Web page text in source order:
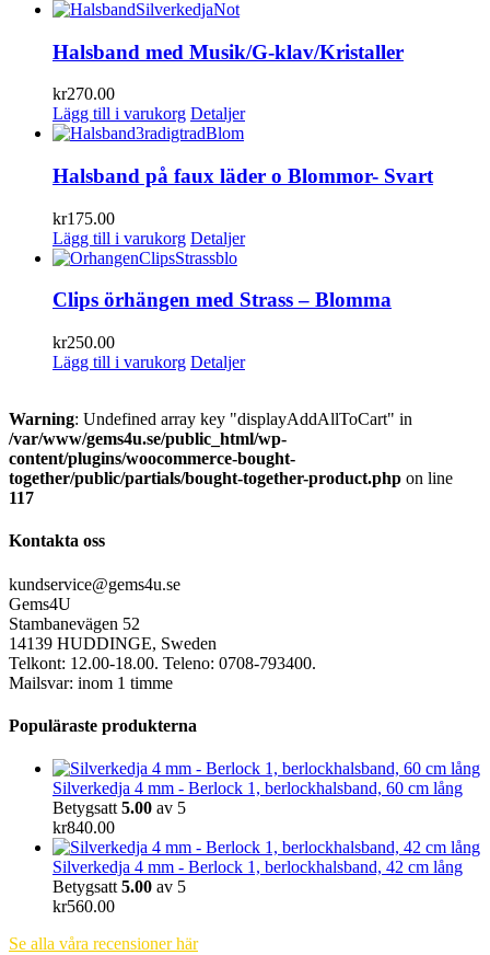
Halsband med Musik/G-klav/Kristaller
kr270.00
Lägg till i varukorg Detaljer
Halsband på faux läder o Blommor- Svart
kr175.00
Lägg till i varukorg Detaljer
Clips örhängen med Strass – Blomma
kr250.00
Lägg till i varukorg Detaljer
Warning: Undefined array key "displayAddAllToCart" in
/var/www/gems4u.se/public_html/wp-
content/plugins/woocommerce-bought-
together/public/partials/bought-together-product.php on line
117
Kontakta oss
kundservice@gems4u.se
Gems4U
Stambanevägen 52
14139 HUDDINGE, Sweden
Telkont: 12.00-18.00. Teleno: 0708-793400.
Mailsvar: inom 1 timme
Populäraste produkterna
Silverkedja 4 mm - Berlock 1, berlockhalsband, 60 cm lång
Betygsatt 5.00 av 5
kr840.00
Silverkedja 4 mm - Berlock 1, berlockhalsband, 42 cm lång
Betygsatt 5.00 av 5
kr560.00
Se alla våra recensioner här